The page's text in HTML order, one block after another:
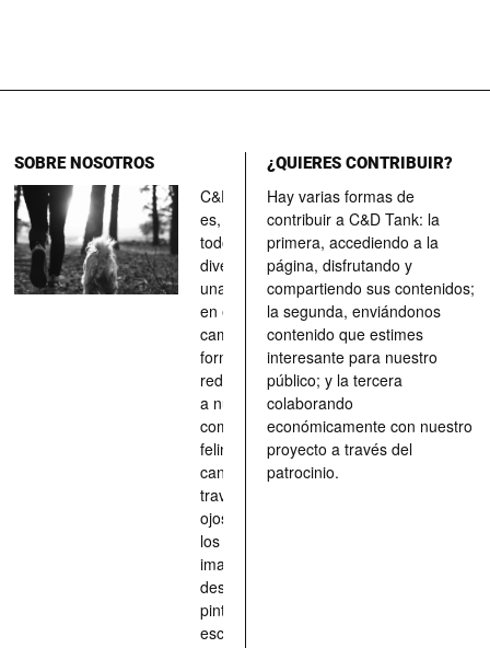
SOBRE NOSOTROS
C&D Tank
es, ante
todo, un
divertimento,
una parada
en el
camino, una
forma de
redescubrir
a nuestros
compañeros
felinos y
caninos a
través de los
ojos quienes
los han
imaginado,
descrito,
pintado,
esculpido...
¿QUIERES CONTRIBUIR?
Hay varias formas de
contribuir a C&D Tank: la
primera, accediendo a la
página, disfrutando y
compartiendo sus contenidos;
la segunda, enviándonos
contenido que estimes
interesante para nuestro
público; y la tercera
colaborando
económicamente con nuestro
proyecto a través del
patrocinio.